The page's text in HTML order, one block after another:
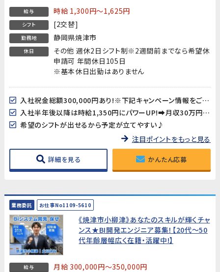
給与 時給 1,300円～1,625円
シフト [2交替]
勤務地 静岡県焼津市
休日
その他 週休2日シフト制※2週間前までなら希望休
申請可 年間休日105日
※基本休日出勤はありません
入社祝金総額300,000円あり!※下記キャンペーン情報をご確認ください。
入社半年後以降は時給1,350円にパワーUP!➡月収30万円以上も可!
希望のシフトが出せるから予定が立てやすい♪
注目ポイントをもっと見る
詳細を見る かんたん応募
業務委託 お仕事No1109-5610
《焼津市小柳津》あなたのスキルが輝くチャ
ンス★BI開発エンジニア募集！【20代～50
代年齢層幅広く在籍・活躍中!】
給与 月給 300,000円～350,000円